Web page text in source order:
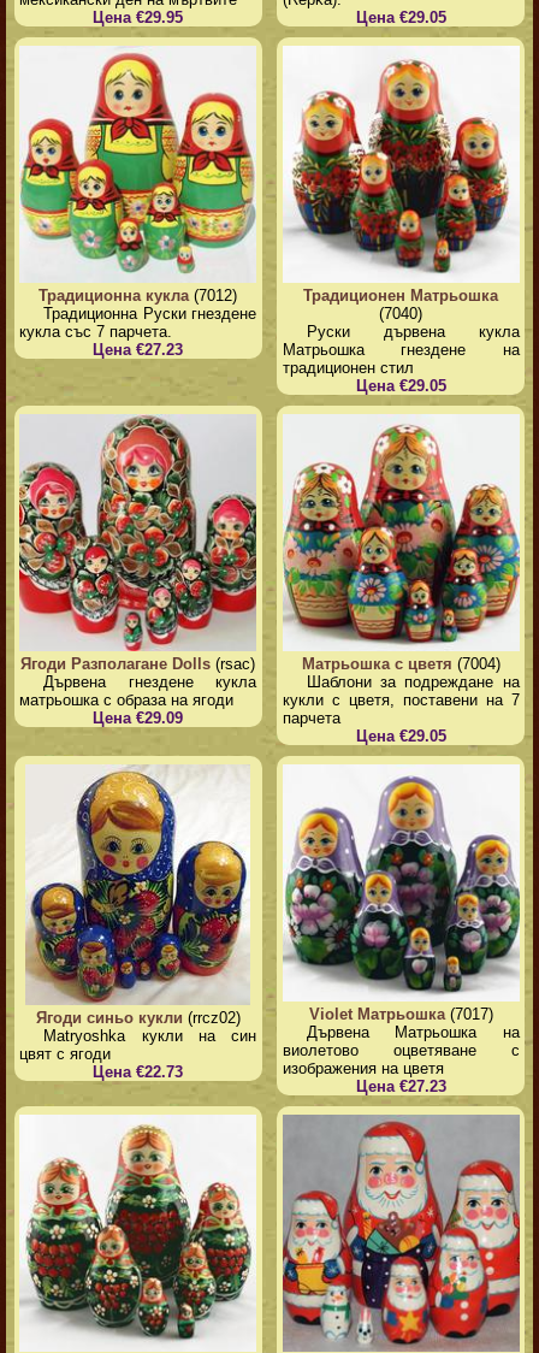
Цена €29.95
Цена €29.05
Традиционна кукла(7012)
Традиционна Руски гнездене
кукла със 7 парчета.
Цена €27.23
Традиционен Матрьошка
(7040)
Руски дървена кукла
Матрьошка гнездене на
традиционен стил
Цена €29.05
Ягоди Разполагане Dolls (rsac)
Дървена гнездене кукла
матрьошка с образа на ягоди
Цена €29.09
Матрьошка с цветя (7004)
Шаблони за подреждане на
кукли с цветя, поставени на 7
парчета
Цена €29.05
Ягоди синьо кукли (rrcz02)
Matryoshka кукли на син
цвят с ягоди
Цена €22.73
Violet Матрьошка(7017)
Дървена Матрьошка на
виолетово оцветяване с
изображения на цветя
Цена €27.23